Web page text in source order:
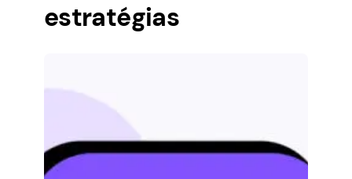
estratégias